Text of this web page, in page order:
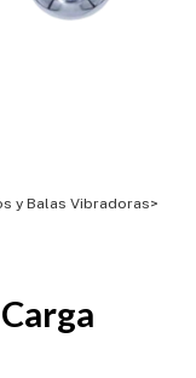
y Balas Vibradoras>